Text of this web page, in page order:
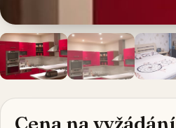
Cena na vyžádání